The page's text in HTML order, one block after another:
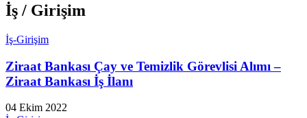
İş / Girişim
İş-Girişim
Ziraat Bankası Çay ve Temizlik Görevlisi Alımı –
Ziraat Bankası İş İlanı
04 Ekim 2022